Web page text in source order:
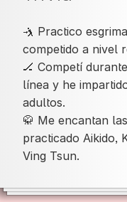
🤺 Practico
competido a nivel
🏒 Competí
línea y he
adultos.
🥋 Me encantan
practicado Aikido,
Ving Tsun.